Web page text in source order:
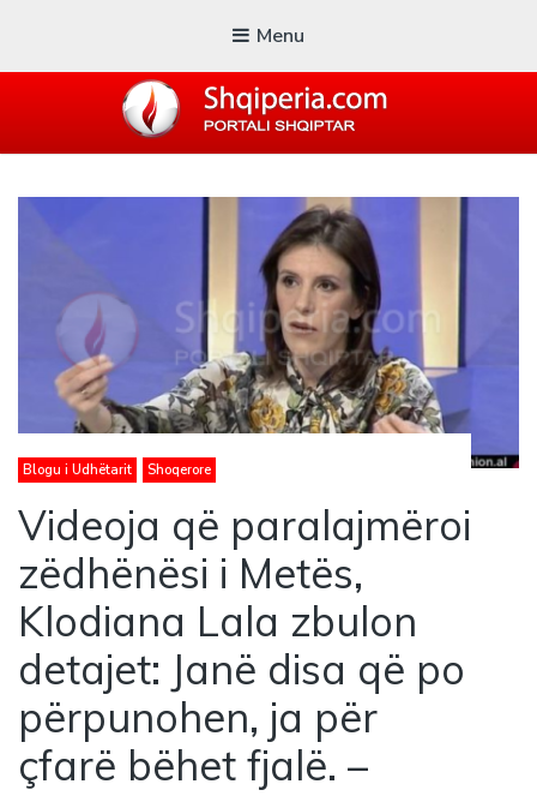
Menu
Blogu i Udhëtarit Shoqerore
Videoja që paralajmëroi
zëdhënësi i Metës,
Klodiana Lala zbulon
detajet: Janë disa që po
përpunohen, ja për
çfarë bëhet fjalë. –